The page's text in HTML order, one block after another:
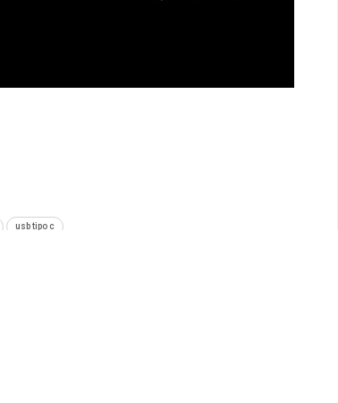
usb tipo c